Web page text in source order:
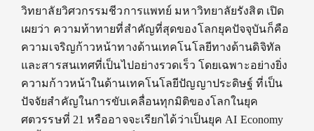
วิทยาลัยวิศวกรรมชีวการแพทย์ มหาวิทยาลัยรังสิต เปิด
เผยว่า ความท้าทายที่สำคัญที่สุดของโลกยุคปัจจุบันก็คือ
ความเจริญก้าวหน้าทางด้านเทคโนโลยีทางด้านดิจิทัล
และสารสนเทศที่เป็นไปอย่างรวดเร็ว โดยเฉพาะอย่างยิ่ง
ความก้าวหน้าในด้านเทคโนโลยีปัญญาประดิษฐ์ ที่เป็น
ปัจจัยสำคัญในการขับเคลื่อนทุกมิติของโลกในยุค
ศตวรรษที่ 21 หรืออาจจะเรียกได้ว่าเป็นยุค AI Economy